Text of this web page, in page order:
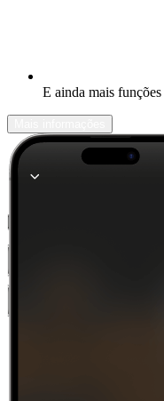
E ainda mais funções